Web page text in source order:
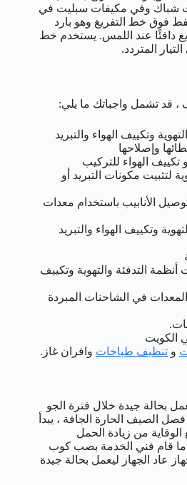
شباك وفي مكيفات سبليت في
فوق خط التفريغ وهو بارد
دافئًا عند اللمس. يستخدم خط
المتردد.
، قد تشمل واجباتك ما يلي:
وتكييف الهواء والتبريد
وإصلاحها
تكييف الهواء للتركيب
لتثبيت مكونات التبريد أو
الأنابيب باستخدام معدات
وتكييف الهواء والتبريد
أنظمة التدفئة والتهوية وتكييف
في الشاحنات المبردة
الكويت
و تنظيف طباخات وافران غاز.
بحالة جيدة خلال فترة الجو
الصيف الحارة الجافة ، يبدأ
من زيادة الحمل
قام فني الخدمة بصب كوب
عاد الجهاز ليعمل بحالة جيدة